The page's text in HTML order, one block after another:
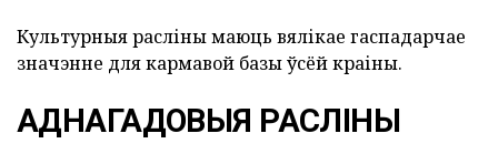
Культурныя расліны маюць вялікае гаспадарчае
значэнне для кармавой базы ўсёй краіны.
АДНАГАДОВЫЯ РАСЛІНЫ